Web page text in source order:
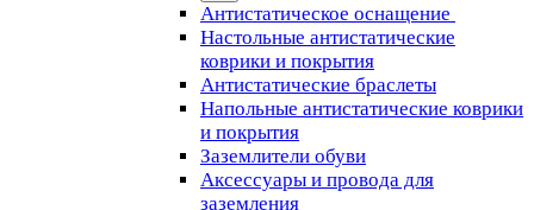
Антистатическое оснащение
Настольные антистатические
коврики и покрытия
Антистатические браслеты
Напольные антистатические коврики
и покрытия
Заземлители обуви
Аксессуары и провода для
заземления